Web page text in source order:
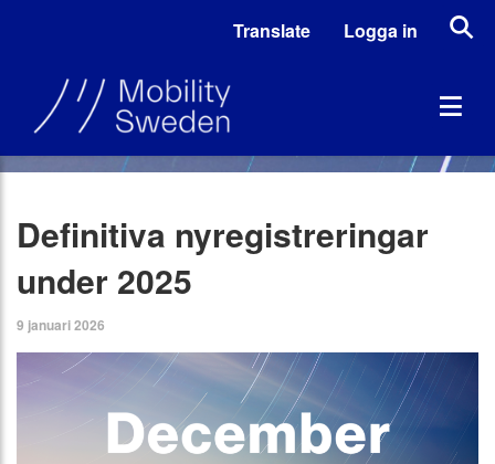
Translate Logga in
Definitiva nyregistreringar
under 2025
9 januari 2026